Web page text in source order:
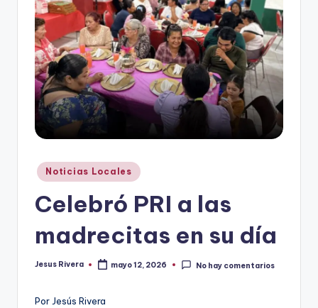
p
Publicado
en
Noticias Locales
Celebró PRI a las
madrecitas en su día
Publicado
Jesus Rivera mayo 12, 2026 No hay comentarios
Por Jesús Rivera